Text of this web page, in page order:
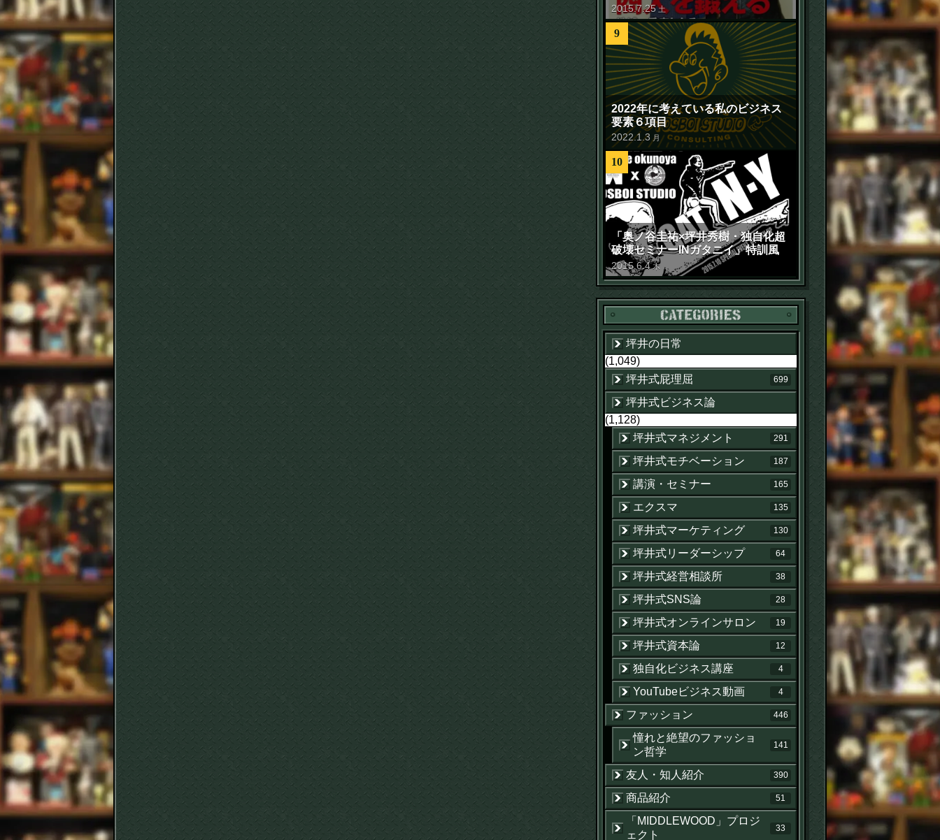
2015.7.25 土
9
2022年に考えている私のビジネス
要素６項目
2022.1 .3 月
10
「奥ノ谷圭祐×坪井秀樹・独自化超
破壊セミナーINガタニイ」特訓風
景動画（苦笑）
2015.6.4 木
カテゴリー
坪井の日常
(1,049)
坪井式屁理屈
699
坪井式ビジネス論
(1,128)
坪井式マネジメント
291
坪井式モチベーション 187
講演・セミナー 165
エクスマ 135
坪井式マーケティング 130
坪井式リーダーシップ 64
坪井式経営相談所 38
坪井式SNS論 28
坪井式オンラインサロン 19
坪井式資本論 12
独自化ビジネス講座 4
YouTubeビジネス動画 4
ファッション 446
憧れと絶望のファッショ
ン哲学
141
友人・知人紹介 390
商品紹介 51
「MIDDLEWOOD」プロジ
ェクト
33